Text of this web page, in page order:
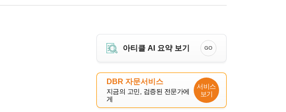
아티클 AI 요약 보기 GO
DBR 자문서비스
지금의 고민, 검증된 전문가에
게
서비스
보기